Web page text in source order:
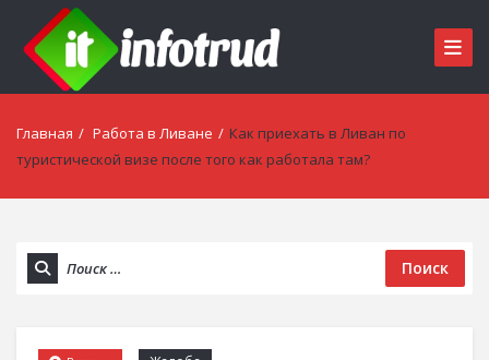
Главная / Работа в Ливане / Как приехать в Ливан по
туристической визе после того как работала там?
Поиск